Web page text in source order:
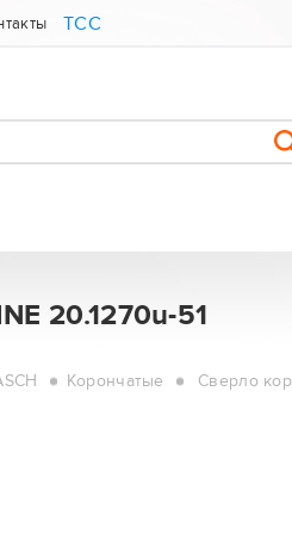
ТСС
20.1270u-51
Корончатые Сверло